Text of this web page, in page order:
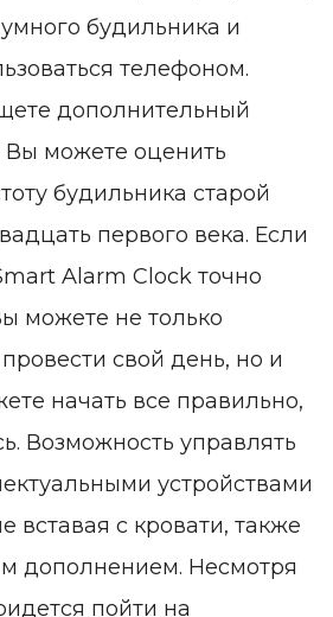
будильника и
телефоном.
дополнительный
можете оценить
будильника старой
первого века. Если
Alarm Clock точно
можете не только
свой день, но и
начать все правильно,
Возможность управлять
устройствами
вставая с кровати, также
дополнением. Несмотря
пойти на